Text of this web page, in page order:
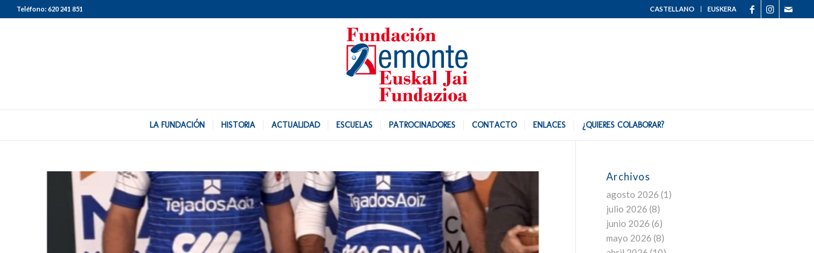
CASTELLANO EUSKERA
Teléfono:620 241 851
LA FUNDACIÓN HISTORIA ACTUALIDAD ESCUELAS PATROCINADORES CONTACTO ENLACES ¿QUIERES COLABORAR?
Archivos
agosto 2026 (1)
julio 2026 (8)
junio 2026 (6)
mayo 2026 (8)